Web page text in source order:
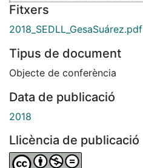
Fitxers
2018_SEDLL_GesaSuárez.pdf
Tipus de document
Objecte de conferència
Data de publicació
2018
Llicència de publicació